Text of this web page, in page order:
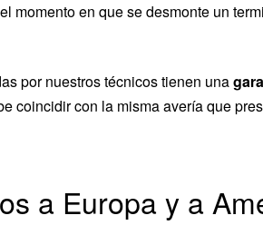
momento en que se desmonte un
por nuestros técnicos tienen una
coincidir con la misma avería que
a Europa y a